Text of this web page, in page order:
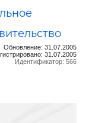
Обновление: 31.07.2005
31.07.2005
Идентификатор: 566